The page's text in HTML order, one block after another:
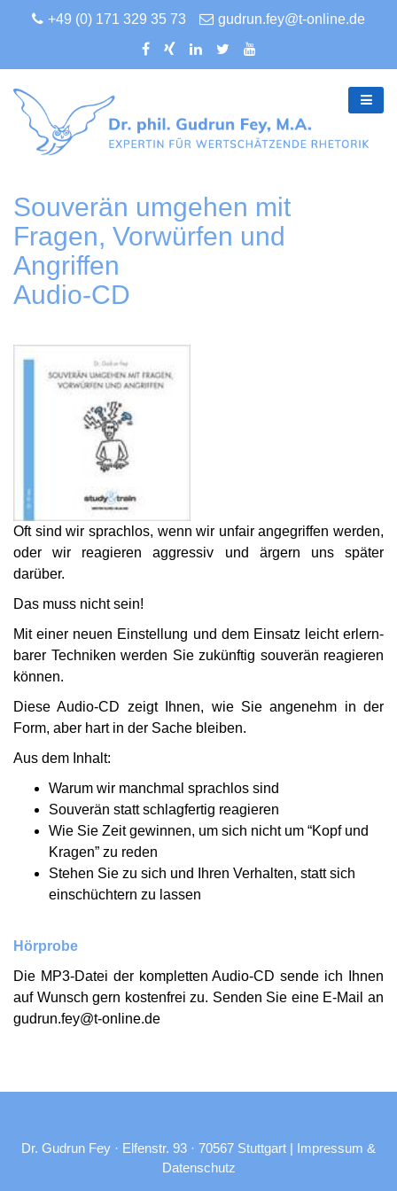
+49 (0) 171 329 35 73 gudrun.fey@t-online.de
Souverän umgehen mit
Fragen, Vorwürfen und
Angriffen
Audio-CD
Oft sind wir sprachlos, wenn wir unfair ange­griffen werden,
oder wir reagieren aggressiv und ärgern uns später
darüber.
Das muss nicht sein!
Mit einer neuen Einstellung und dem Einsatz leicht erlern­
barer Tech­niken werden Sie zukünftig souverän reagieren
können.
Diese Audio-CD zeigt Ihnen, wie Sie angenehm in der
Form, aber hart in der Sache bleiben.
Aus dem Inhalt:
Warum wir manchmal sprachlos sind
Souverän statt schlag­fertig reagieren
Wie Sie Zeit gewinnen, um sich nicht um “Kopf und
Kragen” zu reden
Stehen Sie zu sich und Ihren Verhalten, statt sich
einschüchtern zu lassen
Hörprobe
Die MP3-Datei der kompletten Audio-CD sende ich Ihnen
auf Wunsch gern kostenfrei zu. Senden Sie eine E‑Mail an
gudrun.fey@t‑online.de
Dr. Gudrun Fey · Elfenstr. 93 · 70567 Stuttgart | Impressum &
Datenschutz